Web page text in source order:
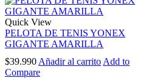
Quick View
PELOTA DE TENIS YONEX
GIGANTE AMARILLA
$39.990 Añadir al carrito Add to
Compare